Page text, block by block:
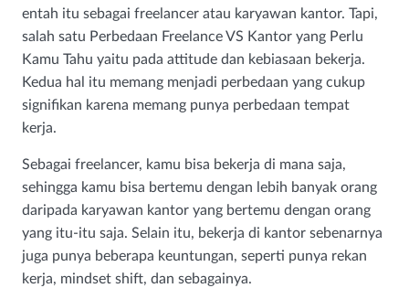
entah itu sebagai freelancer atau karyawan kantor. Tapi,
salah satu Perbedaan Freelance VS Kantor yang Perlu
Kamu Tahu yaitu pada attitude dan kebiasaan bekerja.
Kedua hal itu memang menjadi perbedaan yang cukup
signifikan karena memang punya perbedaan tempat
kerja.
Sebagai freelancer, kamu bisa bekerja di mana saja,
sehingga kamu bisa bertemu dengan lebih banyak orang
daripada karyawan kantor yang bertemu dengan orang
yang itu-itu saja. Selain itu, bekerja di kantor sebenarnya
juga punya beberapa keuntungan, seperti punya rekan
kerja, mindset shift, dan sebagainya.